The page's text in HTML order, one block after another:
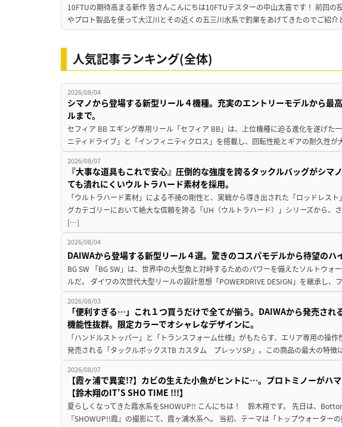
10FTUの期待高まる新作 皆さんこんにちは10FTUテスターの中山太喜です！ 前回の
やプロト製品を使って大江川とその近くの五三川水系で釣果をあげてきたのでご紹
人気記事ランキング(全体)
2026/08/04
シマノから登場する新型リール４機種。充実のエントリーモデルから最
ルまで。
セフィア BB エギング専用リール「セフィア BB」は、上位機種に迫る進化を遂げた
ニティドライブ」と「インフィニティクロス」を搭載し、回転性能とギアの耐久性
2026/08/07
『大事な道具もこれで安心』圧倒的な強度を誇るタックルバッグがシマ
ても潰れにくいウルトラハード素材を採用。
「ウルトラハード素材」による不撓の剛性と、実戦から導き出された「ロッドレス
グカテゴリーにおいて絶大な信頼を誇る「UH（ウルトラハード）」シリーズから、
[…]
2026/08/04
DAIWAから登場する新型リール４選。驚きのコスパモデルから待望のハ
BG SW 「BG SW」は、世界中の大型魚と対峙するためのパワーを備えたソルトウォ
ルだ。 ダイワの次世代大型リールの設計思想「POWERDRIVE DESIGN」を継承し、
2026/08/03
「便利すぎる…」これ１つ買うだけで全てが揃う。DAIWAから発売され
機能性抜群。限定カラーでオシャレなデザインに。
「ハンドルストッパー」と「トランスフォーム仕様」がもたらす、エリア専用の操作
発売される「タックルボックスTB カスタム プレッソSP」。この商品の最大の特
2026/08/07
【霞ヶ浦で異変!?】カビの生えた小魚がヒントに…。プロトミノーがハ
【鈴木翔のIT’S SHO TIME !!!】
夏らしくなってきた霞水系をSHOWUP!! こんにちは！ 鈴木翔です。 先日は、
『SHOWUP!!霞』の撮影にて、霞ヶ浦水系へ。 当初、テーマは「トップウォーター